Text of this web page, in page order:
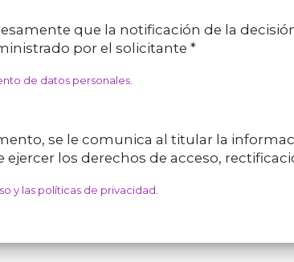
que la notificación de la
por el solicitante *
de datos personales.
se le comunica al titular la
los derechos de acceso,
y las políticas de privacidad.